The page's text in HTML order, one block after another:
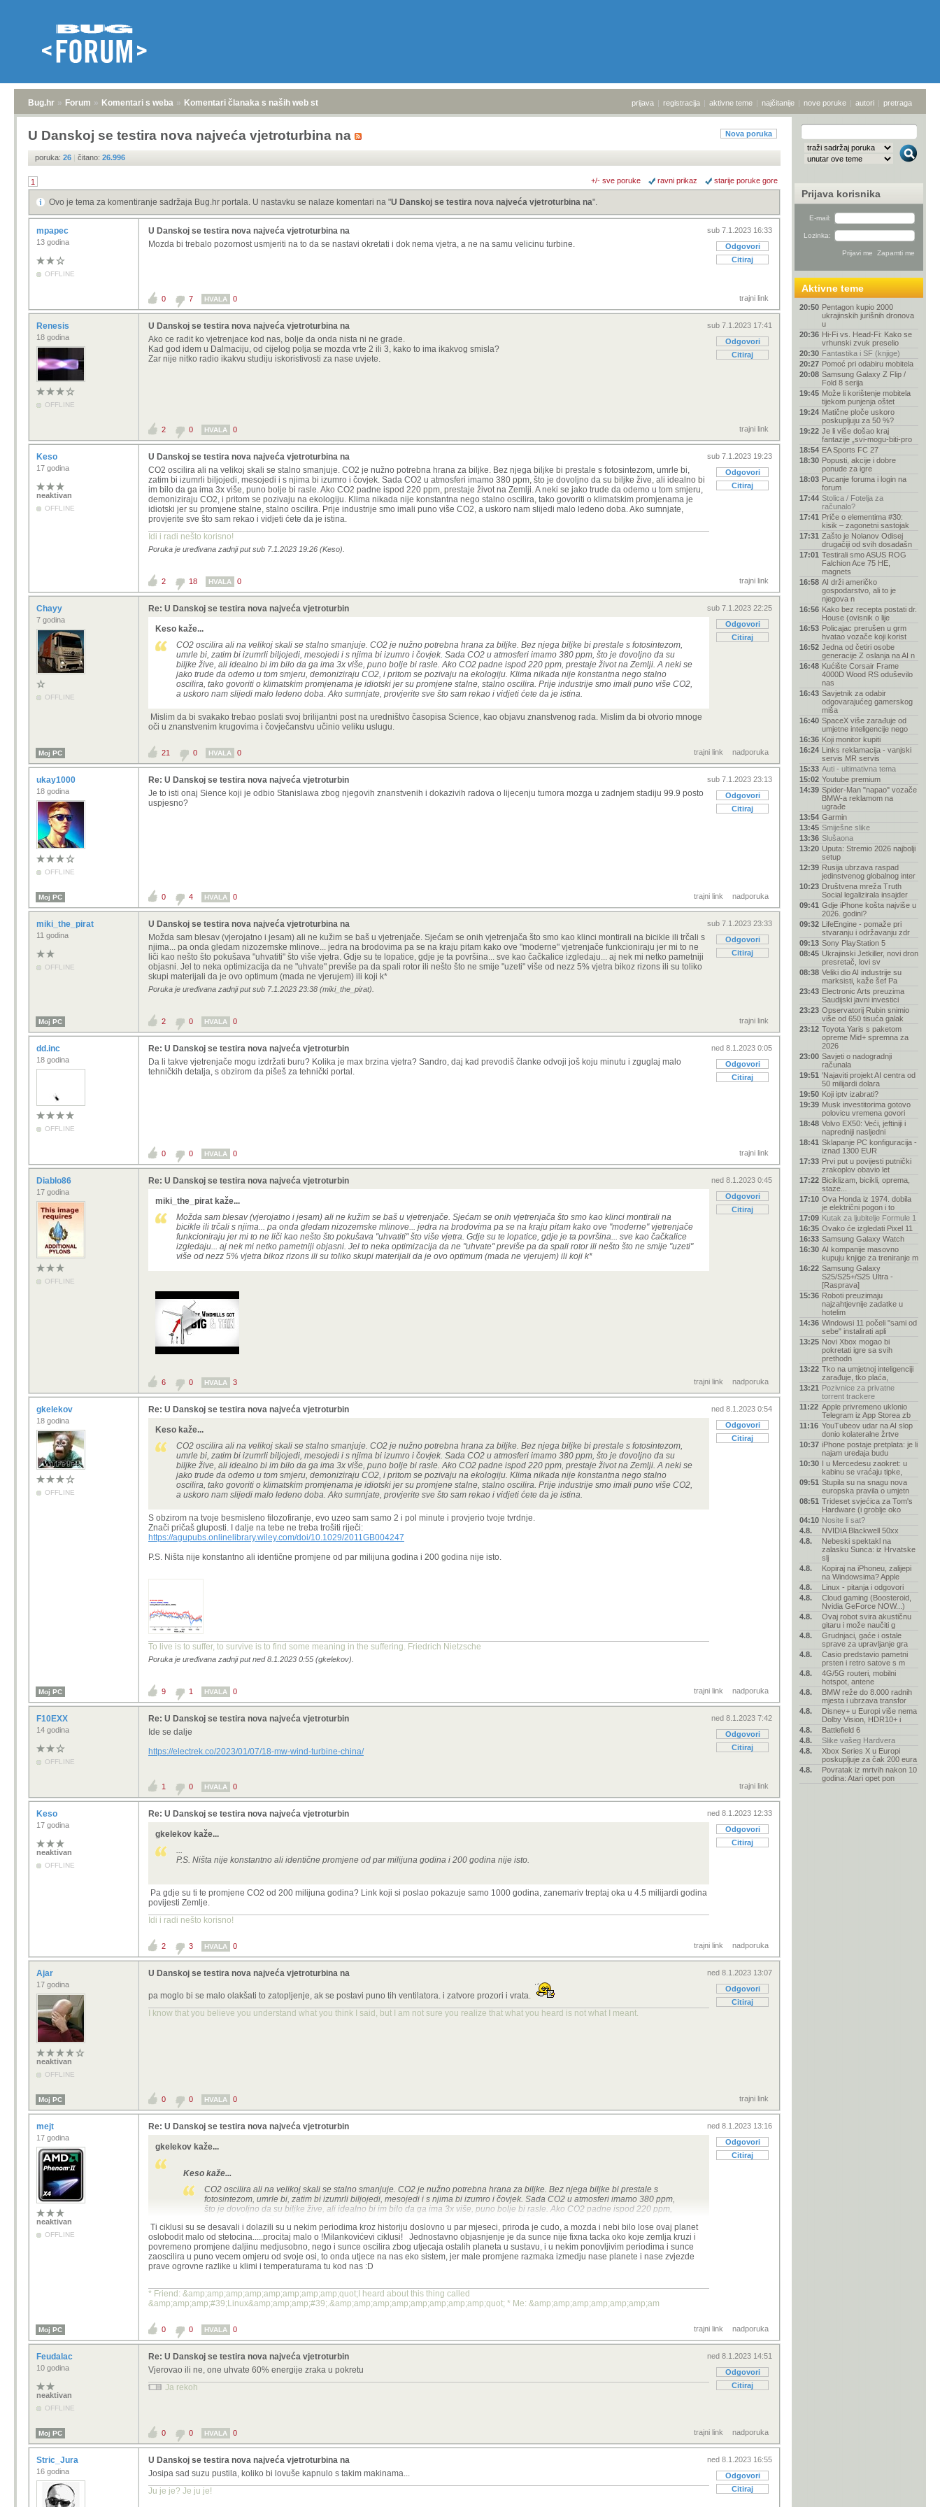
Bug.hr » Forum » Komentari s weba » Komentari članaka s naših web stranica prijava | registracija | aktivne teme | najčitanije | nove poruke | autori | pretraga
Nova poruka
U Danskoj se testira nova najveća vjetroturbina na
poruka: 26 | čitano: 26.996
1 +/- sve poruke ravni prikaz starije poruke gore
Ovo je tema za komentiranje sadržaja Bug.hr portala. U nastavku se nalaze komentari na "U Danskoj se testira nova najveća vjetroturbina na".
mpapec
13 godina
OFFLINE
sub 7.1.2023 16:33
Odgovori
Citiraj
U Danskoj se testira nova najveća vjetroturbina na
Mozda bi trebalo pozornost usmjeriti na to da se nastavi okretati i dok nema vjetra, a ne na samu velicinu turbine.
trajni link
0 7 HVALA 0
Renesis
18 godina
OFFLINE
sub 7.1.2023 17:41
Odgovori
Citiraj
U Danskoj se testira nova najveća vjetroturbina na
Ako ce radit ko vjetrenjace kod nas, bolje da onda nista ni ne grade.
Kad god idem u Dalmaciju, od cijelog polja se mozda vrte 2 ili 3, kako to ima ikakvog smisla?
Zar nije nitko radio ikakvu studiju iskoristivosti za nase uvjete.
trajni link
2 0 HVALA 0
Keso
17 godina
neaktivan
OFFLINE
sub 7.1.2023 19:23
Odgovori
Citiraj
U Danskoj se testira nova najveća vjetroturbina na
CO2 oscilira ali na velikoj skali se stalno smanjuje. CO2 je nužno potrebna hrana za biljke. Bez njega biljke bi prestale s fotosintezom, umrle bi,
zatim bi izumrli biljojedi, mesojedi i s njima bi izumro i čovjek. Sada CO2 u atmosferi imamo 380 ppm, što je dovoljno da su biljke žive, ali idealno bi
im bilo da ga ima 3x više, puno bolje bi rasle. Ako CO2 padne ispod 220 ppm, prestaje život na Zemlji. A neki se jako trude da odemo u tom smjeru,
demoniziraju CO2, i pritom se pozivaju na ekologiju. Klima nikada nije konstantna nego stalno oscilira, tako govoriti o klimatskim promjenama je
idiotski jer su promjene stalne, stalno oscilira. Prije industrije smo imali puno više CO2, a uskoro nam slijedi malo ledeno doba. Ako sumnjate,
provjerite sve što sam rekao i vidjeti ćete da je istina.
Idi i radi nešto korisno!
Poruka je uređivana zadnji put sub 7.1.2023 19:26 (Keso).
trajni link
2 18 HVALA 0
Chayy
7 godina
OFFLINE
sub 7.1.2023 22:25
Odgovori
Citiraj
Re: U Danskoj se testira nova najveća vjetroturbin
Keso kaže...
CO2 oscilira ali na velikoj skali se stalno smanjuje. CO2 je nužno potrebna hrana za biljke. Bez njega biljke bi prestale s fotosintezom,
umrle bi, zatim bi izumrli biljojedi, mesojedi i s njima bi izumro i čovjek. Sada CO2 u atmosferi imamo 380 ppm, što je dovoljno da su
biljke žive, ali idealno bi im bilo da ga ima 3x više, puno bolje bi rasle. Ako CO2 padne ispod 220 ppm, prestaje život na Zemlji. A neki se
jako trude da odemo u tom smjeru, demoniziraju CO2, i pritom se pozivaju na ekologiju. Klima nikada nije konstantna nego stalno
oscilira, tako govoriti o klimatskim promjenama je idiotski jer su promjene stalne, stalno oscilira. Prije industrije smo imali puno više CO2,
a uskoro nam slijedi malo ledeno doba. Ako sumnjate, provjerite sve što sam rekao i vidjeti ćete da je istina.
Mislim da bi svakako trebao poslati svoj brilijantni post na uredništvo časopisa Science, kao objavu znanstvenog rada. Mislim da bi otvorio mnoge
oči u znanstvenim krugovima i čovječanstvu učinio veliku uslugu.
Moj PC trajni link nadporuka
21 0 HVALA 0
ukay1000
18 godina
OFFLINE
sub 7.1.2023 23:13
Odgovori
Citiraj
Re: U Danskoj se testira nova najveća vjetroturbin
Je to isti onaj Sience koji je odbio Stanislawa zbog njegovih znanstvenih i dokazivih radova o lijecenju tumora mozga u zadnjem stadiju 99.9 posto
uspjesno?
Moj PC trajni link nadporuka
0 4 HVALA 0
miki_the_pirat
11 godina
OFFLINE
sub 7.1.2023 23:33
Odgovori
Citiraj
U Danskoj se testira nova najveća vjetroturbina na
Možda sam blesav (vjerojatno i jesam) ali ne kužim se baš u vjetrenjače. Sjećam se onih vjetrenjača što smo kao klinci montirali na bicikle ili trčali s
njima... pa onda gledam nizozemske mlinove... jedra na brodovima pa se na kraju pitam kako ove "moderne" vjetrenjače funkcioniraju jer mi to ne
liči kao nešto što pokušava "uhvatiti" što više vjetra. Gdje su te lopatice, gdje je ta površina... sve kao čačkalice izgledaju... aj nek mi netko pametniji
objasni. Jel to neka optimizacija da ne "uhvate" previše pa da spali rotor ili nešto što ne smije "uzeti" više od nezz 5% vjetra bikoz rizons ili su toliko
skupi materijali da je ovo optimum (mada ne vjerujem) ili koji k*
Poruka je uređivana zadnji put sub 7.1.2023 23:38 (miki_the_pirat).
Moj PC trajni link
2 0 HVALA 0
dd.inc
18 godina
OFFLINE
ned 8.1.2023 0:05
Odgovori
Citiraj
Re: U Danskoj se testira nova najveća vjetroturbin
Da li takve vjetrenjače mogu izdržati buru? Kolika je max brzina vjetra? Sandro, daj kad prevodiš članke odvoji još koju minutu i zguglaj malo
tehničkih detalja, s obzirom da pišeš za tehnički portal.
trajni link
0 0 HVALA 0
Diablo86
17 godina
OFFLINE
ned 8.1.2023 0:45
Odgovori
Citiraj
Re: U Danskoj se testira nova najveća vjetroturbin
miki_the_pirat kaže...
Možda sam blesav (vjerojatno i jesam) ali ne kužim se baš u vjetrenjače. Sjećam se onih vjetrenjača što smo kao klinci montirali na
bicikle ili trčali s njima... pa onda gledam nizozemske mlinove... jedra na brodovima pa se na kraju pitam kako ove "moderne" vjetrenjače
funkcioniraju jer mi to ne liči kao nešto što pokušava "uhvatiti" što više vjetra. Gdje su te lopatice, gdje je ta površina... sve kao čačkalice
izgledaju... aj nek mi netko pametniji objasni. Jel to neka optimizacija da ne "uhvate" previše pa da spali rotor ili nešto što ne smije "uzeti"
više od nezz 5% vjetra bikoz rizons ili su toliko skupi materijali da je ovo optimum (mada ne vjerujem) ili koji k*
trajni link nadporuka
6 0 HVALA 3
gkelekov
18 godina
OFFLINE
ned 8.1.2023 0:54
Odgovori
Citiraj
Re: U Danskoj se testira nova najveća vjetroturbin
Keso kaže...
CO2 oscilira ali na velikoj skali se stalno smanjuje. CO2 je nužno potrebna hrana za biljke. Bez njega biljke bi prestale s fotosintezom,
umrle bi, zatim bi izumrli biljojedi, mesojedi i s njima bi izumro i čovjek. Sada CO2 u atmosferi imamo 380 ppm, što je dovoljno da su
biljke žive, ali idealno bi im bilo da ga ima 3x više, puno bolje bi rasle. Ako CO2 padne ispod 220 ppm, prestaje život na Zemlji. A neki se
jako trude da odemo u tom smjeru, demoniziraju CO2, i pritom se pozivaju na ekologiju. Klima nikada nije konstantna nego stalno
oscilira, tako govoriti o klimatskim promjenama je idiotski jer su promjene stalne, stalno oscilira. Prije industrije smo imali puno više CO2,
a uskoro nam slijedi malo ledeno doba. Ako sumnjate, provjerite sve što sam rekao i vidjeti ćete da je istina.
S obzirom na tvoje besmisleno filozofiranje, evo uzeo sam samo 2 i pol minute i provjerio tvoje tvrdnje.
Znači pričaš gluposti. I dalje na tebe ne treba trošiti riječi:
https://agupubs.onlinelibrary.wiley.com/doi/10.1029/2011GB004247
P.S. Ništa nije konstantno ali identične promjene od par milijuna godina i 200 godina nije isto.
To live is to suffer, to survive is to find some meaning in the suffering. Friedrich Nietzsche
Poruka je uređivana zadnji put ned 8.1.2023 0:55 (gkelekov).
Moj PC trajni link nadporuka
9 1 HVALA 0
F10EXX
14 godina
OFFLINE
ned 8.1.2023 7:42
Odgovori
Citiraj
Re: U Danskoj se testira nova najveća vjetroturbin
Ide se dalje
https://electrek.co/2023/01/07/18-mw-wind-turbine-china/
trajni link
1 0 HVALA 0
Keso
17 godina
neaktivan
OFFLINE
ned 8.1.2023 12:33
Odgovori
Citiraj
Re: U Danskoj se testira nova najveća vjetroturbin
gkelekov kaže...
...
P.S. Ništa nije konstantno ali identične promjene od par milijuna godina i 200 godina nije isto.
Pa gdje su ti te promjene CO2 od 200 milijuna godina? Link koji si poslao pokazuje samo 1000 godina, zanemariv treptaj oka u 4.5 milijardi godina
povijesti Zemlje.
Idi i radi nešto korisno!
trajni link nadporuka
2 3 HVALA 0
Ajar
17 godina
neaktivan
OFFLINE
ned 8.1.2023 13:07
Odgovori
Citiraj
U Danskoj se testira nova najveća vjetroturbina na
pa moglo bi se malo olakšati to zatopljenje, ak se postavi puno tih ventilatora. i zatvore prozori i vrata.
I know that you believe you understand what you think I said, but I am not sure you realize that what you heard is not what I meant.
Moj PC trajni link
0 0 HVALA 0
mejt
17 godina
neaktivan
OFFLINE
ned 8.1.2023 13:16
Odgovori
Citiraj
Re: U Danskoj se testira nova najveća vjetroturbin
gkelekov kaže...
Keso kaže...
CO2 oscilira ali na velikoj skali se stalno smanjuje. CO2 je nužno potrebna hrana za biljke. Bez njega biljke bi prestale s
fotosintezom, umrle bi, zatim bi izumrli biljojedi, mesojedi i s njima bi izumro i čovjek. Sada CO2 u atmosferi imamo 380 ppm,
što je dovoljno da su biljke žive, ali idealno bi im bilo da ga ima 3x više, puno bolje bi rasle. Ako CO2 padne ispod 220 ppm,
Klima nikada nije konstantna nego stalno oscilira, tako govoriti o klimatskim promjenama je idiotski jer su promjene stalne,
stalno oscilira. Prije industrije smo imali puno više CO2, a uskoro nam slijedi malo ledeno doba. Ako sumnjate, provjerite sve
što sam rekao i vidjeti ćete da je istina.
S obzirom na tvoje besmisleno filozofiranje, evo uzeo sam samo 2 i pol minute i provjerio tvoje tvrdnje.
https://agupubs.onlinelibrary.wiley.com/doi/10.1029/2011GB004247
P.S. Ništa nije konstantno ali identične promjene od par milijuna godina i 200 godina nije isto.
Ti ciklusi su se desavali i dolazili su u nekim periodima kroz historiju doslovno u par mjeseci, priroda je cudo, a mozda i nebi bilo lose ovaj planet
oslobodit malo od stetocina.....procitaj malo o !Milankovićevi ciklusi! Jednostavno objasnjenje je da sunce nije fixna tacka oko koje zemlja kruzi i
povremeno promjene daljinu medjusobno, nego i sunce oscilira zbog utjecaja ostalih planeta u sustavu, i u nekim ponovljivim periodima i sunce
zaoscilira u puno vecem omjeru od svoje osi, to onda utjece na nas eko sistem, jer male promjene razmaka izmedju nase planete i nase zvjezde
prave ogrovne razlike u klimi i temperaturama tu kod nas :D
* Friend: &amp;amp;amp;amp;amp;amp;amp;amp;quot;I heard about this thing called
&amp;amp;amp;#39;Linux&amp;amp;amp;#39;.&amp;amp;amp;amp;amp;amp;amp;amp;quot; * Me: &amp;amp;amp;amp;amp;amp;am
Moj PC trajni link nadporuka
0 0 HVALA 0
Feudalac
10 godina
neaktivan
OFFLINE
ned 8.1.2023 14:51
Odgovori
Citiraj
Re: U Danskoj se testira nova najveća vjetroturbin
Vjerovao ili ne, one uhvate 60% energije zraka u pokretu
Ja rekoh
Moj PC trajni link nadporuka
0 0 HVALA 0
Stric_Jura
16 godina
ned 8.1.2023 16:55
Odgovori
Citiraj
U Danskoj se testira nova najveća vjetroturbina na
Josipa sad suzu pustila, koliko bi lovuše kapnulo s takim makinama...
Ju je je? Je ju je!
Prijava korisnika
E-mail:
Lozinka:
Aktivne teme
20:50 Pentagon kupio 2000
ukrajinskih jurišnih dronova
u
20:36 Hi-Fi vs. Head-Fi: Kako se
vrhunski zvuk preselio
20:30 Fantastika i SF (knjige)
20:27 Pomoć pri odabiru mobitela
20:08 Samsung Galaxy Z Flip /
Fold 8 serija
19:45 Može li korištenje mobitela
tijekom punjenja oštet
19:24 Matične ploče uskoro
poskupljuju za 50 %?
19:22 Je li više došao kraj
fantazije „svi-mogu-biti-pro
18:54 EA Sports FC 27
18:30 Popusti, akcije i dobre
ponude za igre
18:03 Pucanje foruma i login na
forum
17:44 Stolica / Fotelja za
računalo?
17:41 Priče o elementima #30:
kisik – zagonetni sastojak
17:31 Zašto je Nolanov Odisej
drugačiji od svih dosadašn
17:01 Testirali smo ASUS ROG
Falchion Ace 75 HE,
magnets
16:58 AI drži američko
gospodarstvo, ali to je
njegova n
16:56 Kako bez recepta postati dr.
House (ovisnik o lije
16:53 Policajac prerušen u grm
hvatao vozače koji korist
16:52 Jedna od četiri osobe
generacije Z oslanja na AI n
16:48 Kućište Corsair Frame
4000D Wood RS oduševilo
nas
16:43 Savjetnik za odabir
odgovarajućeg gamerskog
miša
16:40 SpaceX više zarađuje od
umjetne inteligencije nego
16:36 Koji monitor kupiti
16:24 Links reklamacija - vanjski
servis MR servis
15:33 Auti - ultimativna tema
15:02 Youtube premium
14:39 Spider-Man "napao" vozače
BMW-a reklamom na
ugrađe
13:54 Garmin
13:45 Smiješne slike
13:36 Slušaona
13:20 Uputa: Stremio 2026 najbolji
setup
12:39 Rusija ubrzava raspad
jedinstvenog globalnog inter
10:23 Društvena mreža Truth
Social legalizirala insajder
09:41 Gdje iPhone košta najviše u
2026. godini?
09:32 LifeEngine - pomaže pri
stvaranju i održavanju zdr
09:13 Sony PlayStation 5
08:45 Ukrajinski Jetkiller, novi dron
presretač, lovi sv
08:38 Veliki dio AI industrije su
marksisti, kaže šef Pa
23:43 Electronic Arts preuzima
Saudijski javni investici
23:23 Opservatorij Rubin snimio
više od 650 tisuća galak
23:12 Toyota Yaris s paketom
opreme Mid+ spremna za
2026
23:00 Savjeti o nadogradnji
računala
19:51 'Najaviti projekt AI centra od
50 milijardi dolara
19:50 Koji iptv izabrati?
19:39 Musk investitorima gotovo
polovicu vremena govori
18:48 Volvo EX50: Veći, jeftiniji i
napredniji nasljedni
18:41 Sklapanje PC konfiguracija -
iznad 1300 EUR
17:33 Prvi put u povijesti putnički
zrakoplov obavio let
17:22 Biciklizam, bicikli, oprema,
staze...
17:10 Ova Honda iz 1974. dobila
je električni pogon i to
17:09 Kutak za ljubitelje Formule 1
16:35 Ovako će izgledati Pixel 11
16:33 Samsung Galaxy Watch
16:30 AI kompanije masovno
kupuju knjige za treniranje m
16:22 Samsung Galaxy
S25/S25+/S25 Ultra -
[Rasprava]
15:36 Roboti preuzimaju
najzahtjevnije zadatke u
hotelim
14:36 Windowsi 11 počeli "sami od
sebe" instalirati apli
13:25 Novi Xbox mogao bi
pokretati igre sa svih
prethodn
13:22 Tko na umjetnoj inteligenciji
zarađuje, tko plaća,
13:21 Pozivnice za privatne
torrent trackere
11:22 Apple privremeno uklonio
Telegram iz App Storea zb
11:16 YouTubeov udar na AI slop
donio kolateralne žrtve
10:37 iPhone postaje pretplata: je li
najam uređaja budu
10:30 I u Mercedesu zaokret: u
kabinu se vraćaju tipke,
09:51 Stupila su na snagu nova
europska pravila o umjetn
08:51 Trideset svjećica za Tom's
Hardware (i groblje oko
04:10 Nosite li sat?
4.8.
NVIDIA Blackwell 50xx
4.8.
Nebeski spektakl na
zalasku Sunca: iz Hrvatske
slj
4.8.
Kopiraj na iPhoneu, zalijepi
na Windowsima? Apple
4.8.
Linux - pitanja i odgovori
4.8.
Cloud gaming (Boosteroid,
Nvidia GeForce NOW...)
4.8.
Ovaj robot svira akustičnu
gitaru i može naučiti g
4.8.
Grudnjaci, gaće i ostale
sprave za upravljanje gra
4.8.
Casio predstavio pametni
prsten i retro satove s m
4.8.
4G/5G routeri, mobilni
hotspot, antene
4.8.
BMW reže do 8.000 radnih
mjesta i ubrzava transfor
4.8.
Disney+ u Europi više nema
Dolby Vision, HDR10+ i
4.8.
Battlefield 6
4.8.
Slike vašeg Hardvera
4.8.
Xbox Series X u Europi
poskupljuje za čak 200 eura
4.8.
Povratak iz mrtvih nakon 10
godina: Atari opet pon